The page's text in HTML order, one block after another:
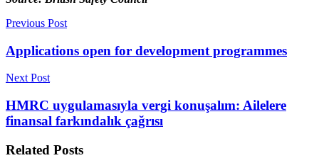
Previous Post
Applications open for development programmes
Next Post
HMRC uygulamasıyla vergi konuşalım: Ailelere
finansal farkındalık çağrısı
Related Posts